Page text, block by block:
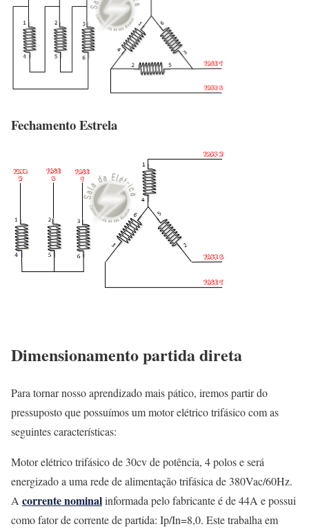
Fechamento Estrela
Dimensionamento partida direta
Para tornar nosso aprendizado mais pático, iremos partir do
pressuposto que possuímos um motor elétrico trifásico com as
seguintes características:
Motor elétrico trifásico de 30cv de potência, 4 polos e será
energizado a uma rede de alimentação trifásica de 380Vac/60Hz.
A corrente nominalinformada pelo fabricante é de 44A e possui
como fator de corrente de partida: Ip/In=8,0. Este trabalha em